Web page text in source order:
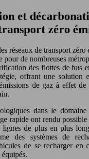
et
zéro
réseaux de transport zéro
pour de nombreuses
des flottes de bus
offrant une solution
de gaz à effet
dans le
rapide ont rendu
lignes de plus en plus
des systèmes de
de se recharger en